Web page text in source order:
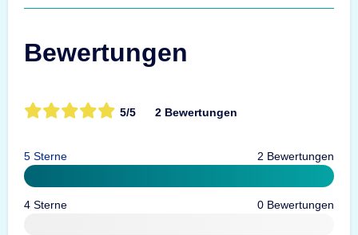
Bewertungen
5/5 2 Bewertungen
5 Sterne 2 Bewertungen
4 Sterne 0 Bewertungen